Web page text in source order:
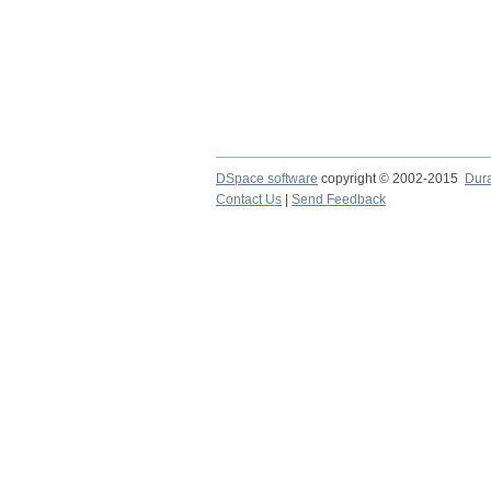
DSpace software copyright © 2002-2015
Contact Us
Send Feedback